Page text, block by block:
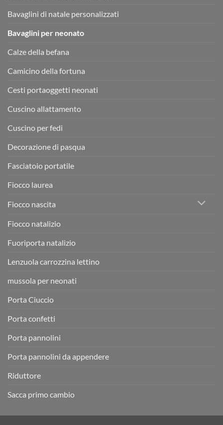
Bavaglini di natale personalizzati
Bavaglini per neonato
Calze della befana
Camicino della fortuna
Cesti portaoggetti neonati
Cuscino allattamento
Cuscino per fedi
Decorazione di pasqua
Fasciatoio portatile
Fiocco laurea
Fiocco nascita
Fiocco natalizio
Fuoriporta natalizio
Lenzuola carrozzina lettino
mussola per neonati
Porta Ciuccio
Porta confetti
Porta pannolini
Porta pannolini da appendere
Riduttore
Sacca primo cambio